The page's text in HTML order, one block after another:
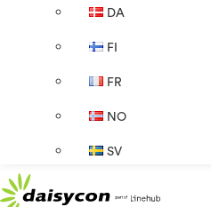
DA
FI
FR
NO
SV